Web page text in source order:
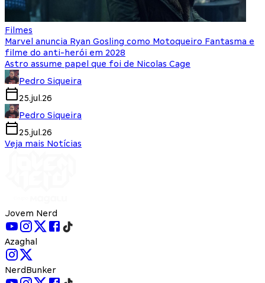
Filmes
Marvel anuncia Ryan Gosling como Motoqueiro Fantasma e
filme do anti-herói em 2028
Astro assume papel que foi de Nicolas Cage
Pedro Siqueira
25.jul.26
Pedro Siqueira
25.jul.26
Veja mais Notícias
Jovem Nerd
Azaghal
NerdBunker